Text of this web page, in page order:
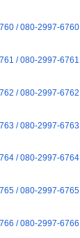
/ 080-2997-6760
/ 080-2997-6761
/ 080-2997-6762
/ 080-2997-6763
/ 080-2997-6764
/ 080-2997-6765
/ 080-2997-6766